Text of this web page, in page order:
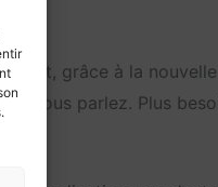
grâce à la
vous parlez. Plus